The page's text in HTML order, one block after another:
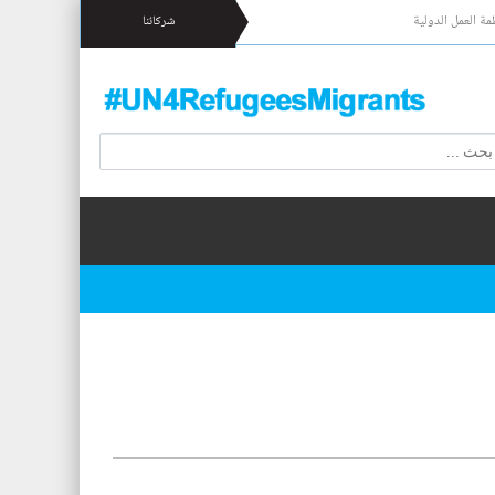
العمل الدولية شركائنا